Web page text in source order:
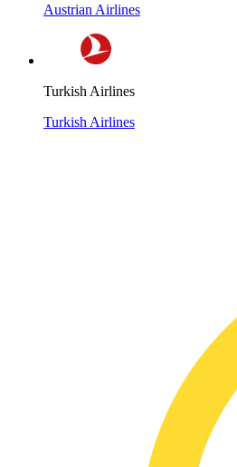
Austrian Airlines
Turkish Airlines
Turkish Airlines